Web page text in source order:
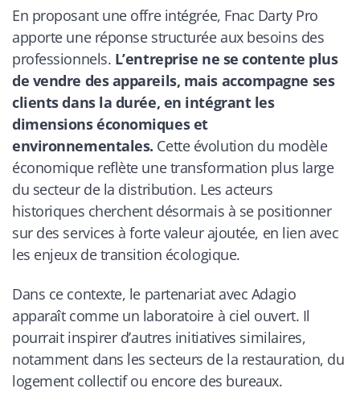
En proposant une offre intégrée, Fnac Darty Pro
apporte une réponse structurée aux besoins des
professionnels. L’entreprise ne se contente plus
de vendre des appareils, mais accompagne ses
clients dans la durée, en intégrant les
dimensions économiques et
environnementales. Cette évolution du modèle
économique reflète une transformation plus large
du secteur de la distribution. Les acteurs
historiques cherchent désormais à se positionner
sur des services à forte valeur ajoutée, en lien avec
les enjeux de transition écologique.
Dans ce contexte, le partenariat avec Adagio
apparaît comme un laboratoire à ciel ouvert. Il
pourrait inspirer d’autres initiatives similaires,
notamment dans les secteurs de la restauration, du
logement collectif ou encore des bureaux.